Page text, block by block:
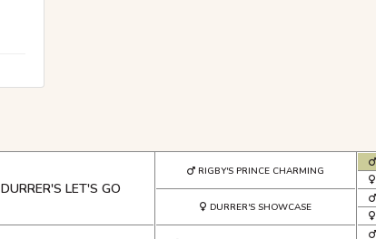
DURRER'S LET'S GO
RIGBY'S PRINCE CHARMING
DURRER'S SHOWCASE